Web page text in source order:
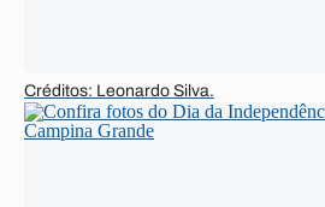
Créditos: Leonardo Silva.